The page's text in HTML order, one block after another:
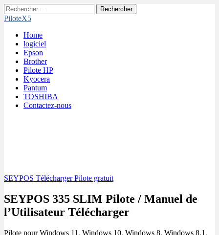
Rechercher :
PiloteX5
Main
menu
Skip
content
Home
logiciel
Epson
Brother
Pilote HP
Kyocera
Pantum
TOSHIBA
Contactez-nous
SEYPOS Télécharger Pilote gratuit
SEYPOS 335 SLIM Pilote / Manuel de
l’Utilisateur Télécharger
Pilote pour Windows 11, Windows 10, Windows 8, Windows 8.1,